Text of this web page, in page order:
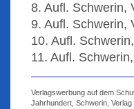
8. Aufl. Schwerin,
9. Aufl. Schwerin,
10. Aufl.
11. Aufl.
Verlagswerbung auf dem
Jahrhundert, Schwerin, Verlag